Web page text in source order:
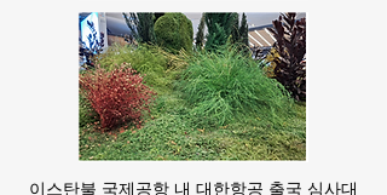
이스탄불 국제공항 내 대한항공 출국 심사대